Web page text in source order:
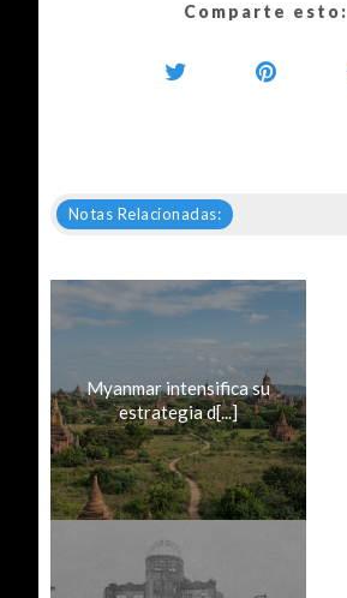
Comparte esto:
Notas Relacionadas:
Myanmar intensifica su
estrategia d[...]